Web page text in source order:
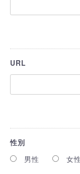
URL
性別
男性
女性